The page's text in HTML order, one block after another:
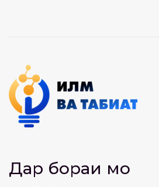
Дар бораи мо